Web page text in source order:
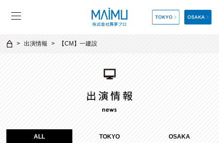
出演情報 【CM】一建設
ALL TOKYO OSAKA